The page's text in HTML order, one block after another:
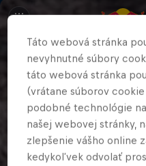
Táto webová stránka
nevyhnutné súbory
táto webová stránka
(vrátane súborov
podobné technológie
našej webovej stránky,
zlepšenie vášho online
kedykoľvek odvolať